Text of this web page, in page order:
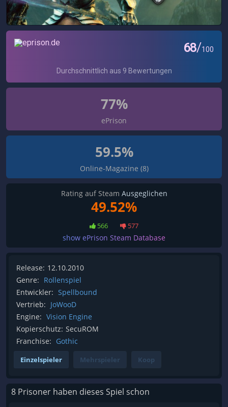
77%
ePrison
59.5%
Online-Magazine (8)
Rating auf Steam Ausgeglichen
49.52%
566 577
show ePrison Steam Database
Release: 12.10.2010
Genre: Rollenspiel
Entwickler: Spellbound
Vertrieb: JoWooD
Engine: Vision Engine
Kopierschutz: SecuROM
Franchise: Gothic
Einzelspieler Mehrspieler Koop
8 Prisoner haben dieses Spiel schon